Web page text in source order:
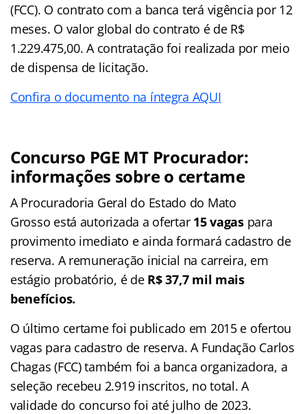
(FCC). O contrato com a banca terá vigência por 12
meses. O valor global do contrato é de R$
1.229.475,00. A contratação foi realizada por meio
de dispensa de licitação.
Confira o documento na íntegra AQUI
Concurso PGE MT Procurador:
informações sobre o certame
A Procuradoria Geral do Estado do Mato
Grosso está autorizada a ofertar 15 vagaspara
provimento imediato e ainda formará cadastro de
reserva. A remuneração inicial na carreira, em
estágio probatório, é de R$ 37,7 mil mais
benefícios.
O último certame foi publicado em 2015 e ofertou
vagas para cadastro de reserva. A Fundação Carlos
Chagas (FCC) também foi a banca organizadora, a
seleção recebeu 2.919 inscritos, no total. A
validade do concurso foi até julho de 2023.